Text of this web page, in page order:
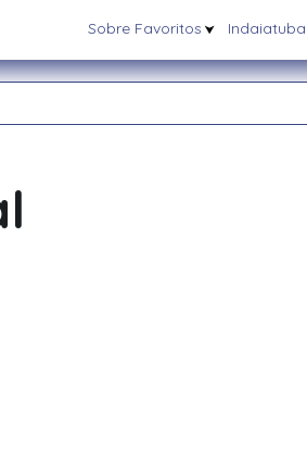
Sobre Favoritos Indaiatuba
de Mundos
de abril na região